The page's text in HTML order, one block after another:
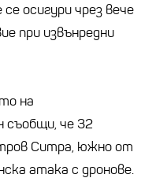
осигури чрез вече
при извънредни
на
съобщи, че 32
Ситра, южно от
атака с дронове.